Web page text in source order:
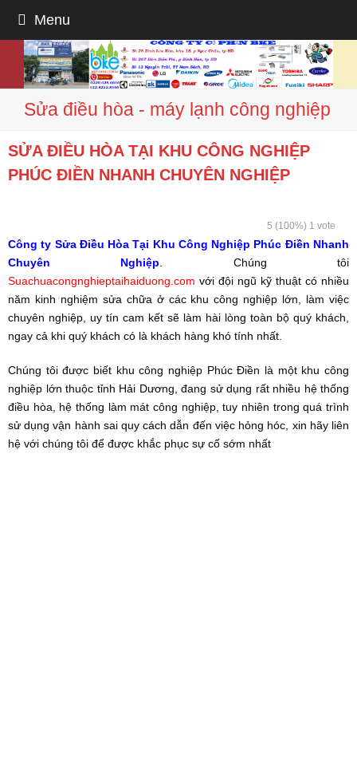
Menu
Sửa điều hòa - máy lạnh công nghiệp
SỬA ĐIỀU HÒA TẠI KHU CÔNG NGHIỆP
PHÚC ĐIỀN NHANH CHUYÊN NGHIỆP
5 (100%) 1 vote
Công ty Sửa Điều Hòa Tại Khu Công Nghiệp Phúc Điền Nhanh
Chuyên Nghiệp . Chúng tôi
Suachuacongnghieptaihaiduong.com với đội ngũ kỹ thuật có nhiều
năm kinh nghiệm sửa chữa ở các khu công nghiệp lớn, làm việc
chuyên nghiệp, uy tín cam kết sẽ làm hài lòng toàn bộ quý khách,
ngay cả khi quý khách có là khách hàng khó tính nhất.
Chúng tôi được biết khu công nghiệp Phúc Điền là một khu công
nghiệp lớn thuộc tỉnh Hải Dương, đang sử dụng rất nhiều hệ thống
điều hòa, hệ thống làm mát công nghiệp, tuy nhiên trong quá trình
sử dụng vận hành sai quy cách dẫn đến việc hỏng hóc, xin hãy liên
hệ với chúng tôi để được khắc phục sự cố sớm nhất